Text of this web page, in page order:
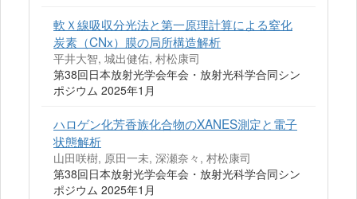
軟Ｘ線吸収分光法と第一原理計算による窒化
炭素（CNx）膜の局所構造解析
平井大智, 城出健佑, 村松康司
第38回日本放射光学会年会・放射光科学合同シン
ポジウム 2025年1月
ハロゲン化芳香族化合物のXANES測定と電子
状態解析
山田咲樹, 原田一未, 深瀬奈々, 村松康司
第38回日本放射光学会年会・放射光科学合同シン
ポジウム 2025年1月